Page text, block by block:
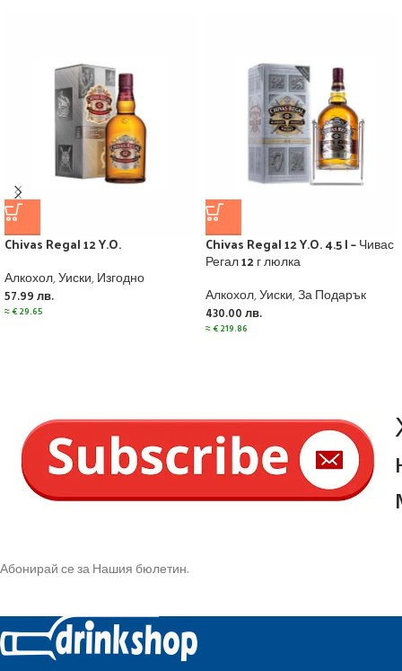
Chivas Regal 12 Y.O.
Алкохол,Уиски,Изгодно
57.99 лв.
≈€29.65
Chivas Regal 12 Y.O. 4.5 l – Чивас
Регал 12 г люлка
Алкохол,Уиски,За Подарък
430.00 лв.
≈€219.86
Абонирай се за Нашия бюлетин.